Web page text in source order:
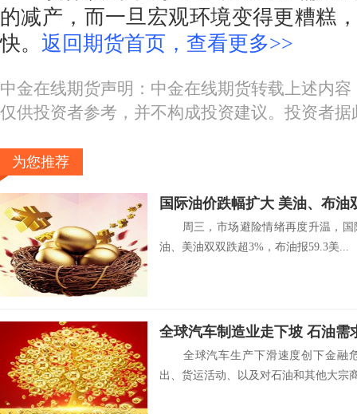
的减产，而一旦宏观环境变得更糟糕
快。 返回期货首页，查看更多>>
中金在线期货声明：中金在线期货转载上述内
仅供投资者参考，并不构成投资建议。投资者
为您推荐
国际油价跌幅扩大 美油、布油
周三，市场避险情绪再度升温，国
油、美油双双跌超3%，布油报59.3美...
全球汽车制造业走下坡 石油需
全球汽车生产下滑速度创下金融
出、货运活动、以及对石油和其他大宗